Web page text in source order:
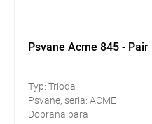
Psvane Acme 845 - Pair
Typ: Trioda
Psvane, seria: ACME
Dobrana para